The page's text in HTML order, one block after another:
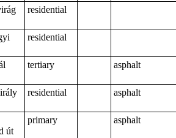
residential
residential
tertiary asphalt
residential asphalt
út
primary asphalt